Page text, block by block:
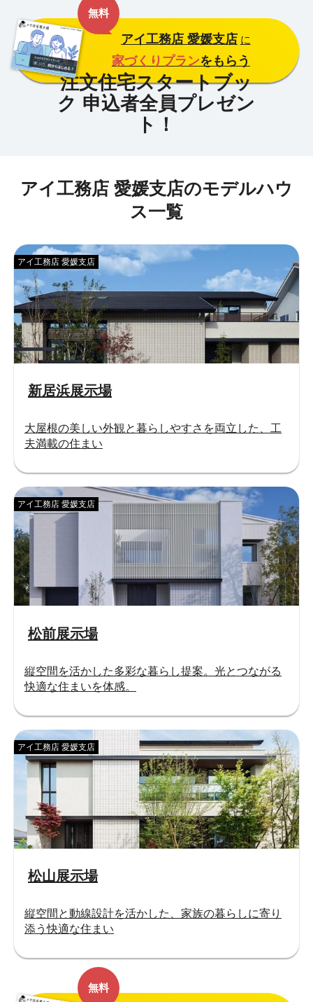
無料
アイ工務店 愛媛支店 に
家づくりプランをもらう
アイ工務店 愛媛支店のモデルハウ
ス一覧
新居浜展示場
アイ工務店 愛媛支店
大屋根の美しい外観と暮らしやすさを両立した、工
夫満載の住まい
松前展示場
アイ工務店 愛媛支店
縦空間を活かした多彩な暮らし提案。光とつながる
快適な住まいを体感。
松山展示場
アイ工務店 愛媛支店
縦空間と動線設計を活かした、家族の暮らしに寄り
添う快適な住まい
無料